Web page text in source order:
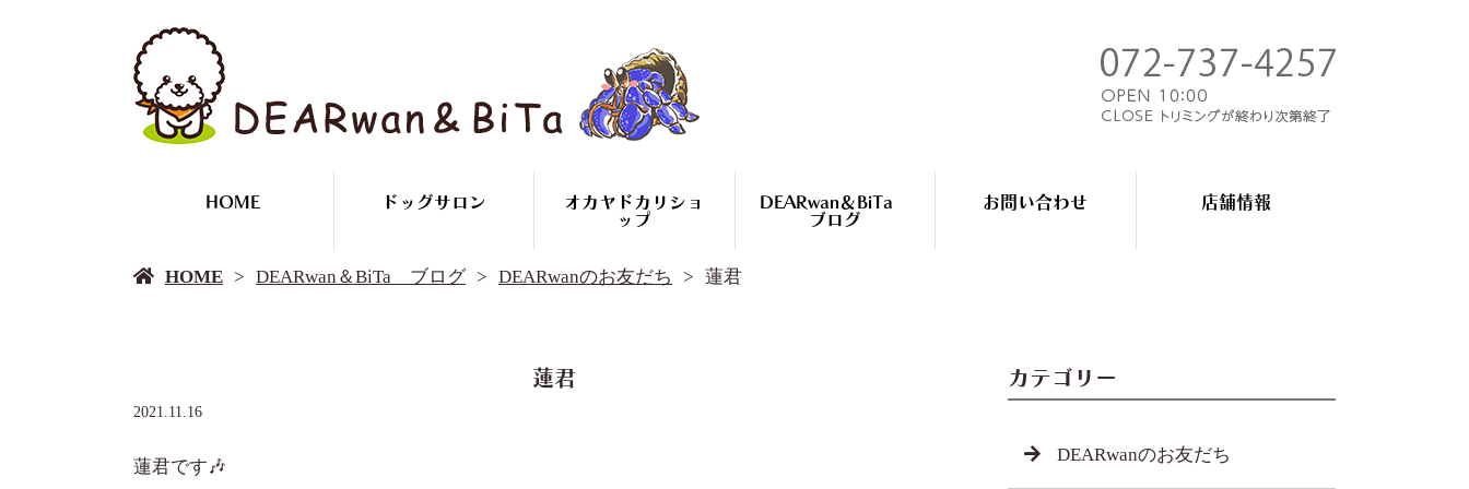
HOME ドッグサロン
オカヤドカリショ
ップ
DEARwan＆BiTa
ブログ
お問い合わせ 店舗情報
DEARwan＆BiTa ブログ
HOME DEARwan＆BiTa ブログ DEARwanのお友だち 蓮君
蓮君
2021.11.16
蓮君です🎶
カテゴリー
DEARwanのお友だち